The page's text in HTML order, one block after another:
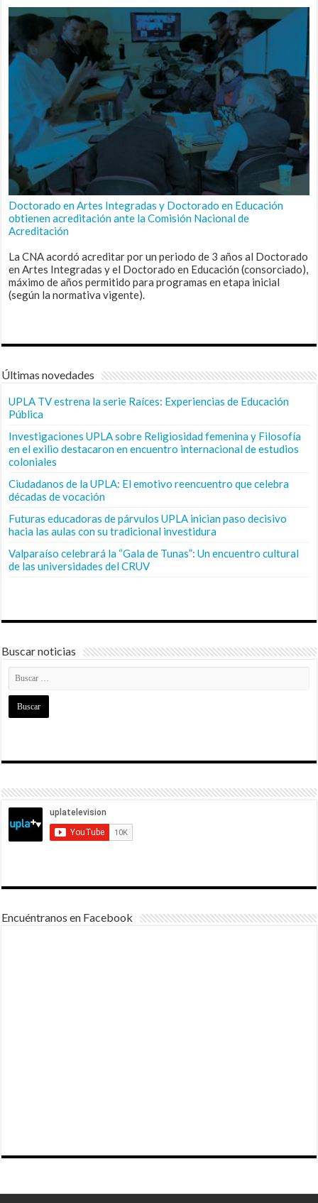
Doctorado en Artes Integradas y Doctorado en Educación
obtienen acreditación ante la Comisión Nacional de
Acreditación
La CNA acordó acreditar por un periodo de 3 años al Doctorado
en Artes Integradas y el Doctorado en Educación (consorciado),
máximo de años permitido para programas en etapa inicial
(según la normativa vigente).
Últimas novedades
UPLA TV estrena la serie Raíces: Experiencias de Educación
Pública
Investigaciones UPLA sobre Religiosidad femenina y Filosofía
en el exilio destacaron en encuentro internacional de estudios
coloniales
Ciudadanos de la UPLA: El emotivo reencuentro que celebra
décadas de vocación
Futuras educadoras de párvulos UPLA inician paso decisivo
hacia las aulas con su tradicional investidura
Valparaíso celebrará la “Gala de Tunas”: Un encuentro cultural
de las universidades del CRUV
Buscar noticias
Encuéntranos en Facebook